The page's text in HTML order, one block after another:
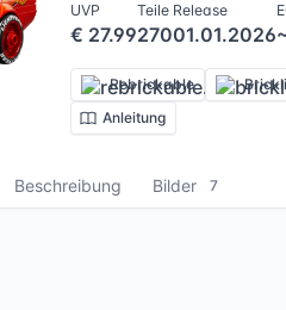
UVP
€ 27.99
Teile
270
Release
01.01.2026
Rebrickable
Anleitung
Beschreibung Bilder 7